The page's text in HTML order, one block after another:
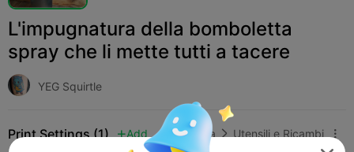
L'impugnatura della bomboletta
spray che li mette tutti a tacere
YEG Squirtle
Print Settings (1)  Add Casa  Utensili e Ricambi 